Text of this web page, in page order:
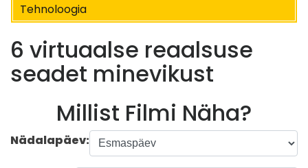
Tehnoloogia
6 virtuaalse reaalsuse
seadet minevikust
Millist Filmi Näha?
Nädalapäev: